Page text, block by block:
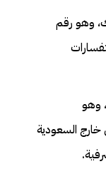
وهو رقم
وهو
من خارج السعودية